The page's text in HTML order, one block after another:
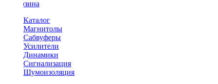
Каталог
Магнитолы
Сабвуферы
Усилители
Динамики
Сигнализация
Шумоизоляция